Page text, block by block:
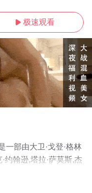
 极速观看
一部由大卫·戈登·格林
约翰逊,塔拉·萨莫斯,杰
·加雷利克,乔恩·迈克